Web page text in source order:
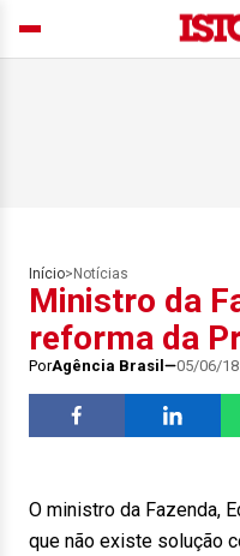
Início> Notícias
Ministro da
reforma da
PorAgência Brasil 05/06/18
O ministro da Fazenda,
que não existe solução